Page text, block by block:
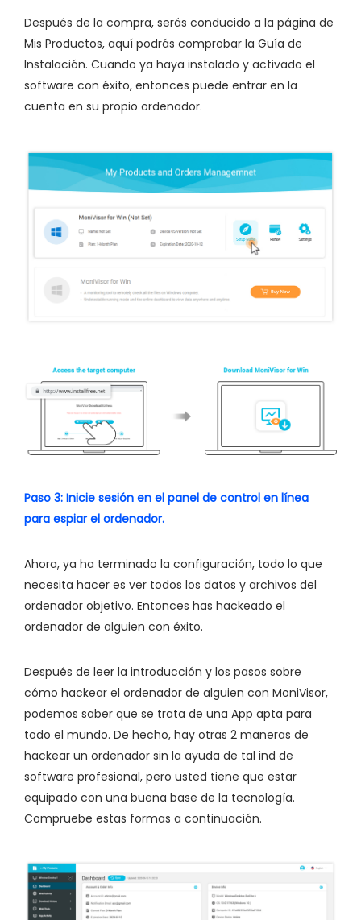
Después de la compra, serás conducido a la página de
Mis Productos, aquí podrás comprobar la Guía de
Instalación. Cuando ya haya instalado y activado el
software con éxito, entonces puede entrar en la
cuenta en su propio ordenador.
Paso 3: Inicie sesión en el panel de control en línea
para espiar el ordenador.
Ahora, ya ha terminado la configuración, todo lo que
necesita hacer es ver todos los datos y archivos del
ordenador objetivo. Entonces has hackeado el
ordenador de alguien con éxito.
Después de leer la introducción y los pasos sobre
cómo hackear el ordenador de alguien con MoniVisor,
podemos saber que se trata de una App apta para
todo el mundo. De hecho, hay otras 2 maneras de
hackear un ordenador sin la ayuda de tal ind de
software profesional, pero usted tiene que estar
equipado con una buena base de la tecnología.
Compruebe estas formas a continuación.